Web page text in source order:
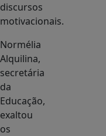
discursos
motivacionais.
Normélia
Alquilina,
secretária
da
Educação,
exaltou
os